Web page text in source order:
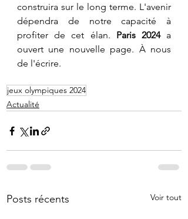
construira sur le long terme. L'avenir
dépendra de notre capacité à
profiter de cet élan. Paris 2024 a
ouvert une nouvelle page. À nous
de l'écrire.
jeux olympiques 2024
Actualité
Posts récents Voir tout